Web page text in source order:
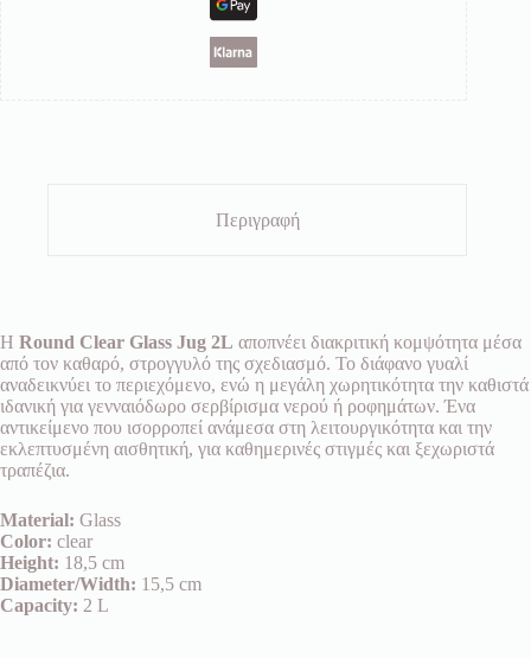
Περιγραφή
Η Round Clear Glass Jug 2L αποπνέει διακριτική κομψότητα μέσα
από τον καθαρό, στρογγυλό της σχεδιασμό. Το διάφανο γυαλί
αναδεικνύει το περιεχόμενο, ενώ η μεγάλη χωρητικότητα την καθιστά
ιδανική για γενναιόδωρο σερβίρισμα νερού ή ροφημάτων. Ένα
αντικείμενο που ισορροπεί ανάμεσα στη λειτουργικότητα και την
εκλεπτυσμένη αισθητική, για καθημερινές στιγμές και ξεχωριστά
τραπέζια.
Material: Glass
Color: clear
Height: 18,5 cm
Diameter/Width: 15,5 cm
Capacity: 2 L